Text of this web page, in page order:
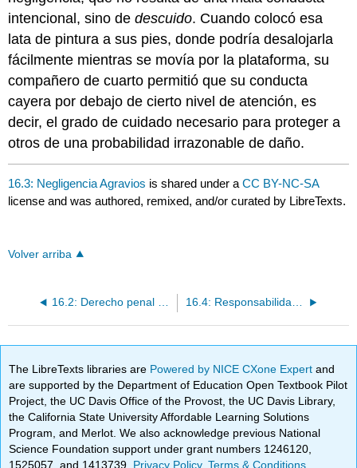
intencional, sino dedescuido. Cuando colocó esa
lata de pintura a sus pies, donde podría desalojarla
fácilmente mientras se movía por la plataforma, su
compañero de cuarto permitió que su conducta
cayera por debajo de cierto nivel de atención, es
decir, el grado de cuidado necesario para proteger a
otros de una probabilidad irrazonable de daño.
16.3: Negligencia Agravios is shared under aCC BY-NC-SA
license and was authored, remixed, and/or curated by LibreTexts.
Volver arriba
The LibreTexts libraries are Powered by NICE CXone Expertand
are supported by the Department of Education Open Textbook Pilot
Project, the UC Davis Office of the Provost, the UC Davis Library,
the California State University Affordable Learning Solutions
Program, and Merlot. We also acknowledge previous National
Science Foundation support under grant numbers 1246120,
1525057, and 1413739. Privacy Policy.Terms & Conditions